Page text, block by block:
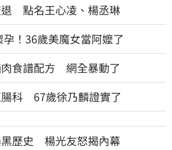
退 點名王心凌、楊丞琳
！36歲美魔女當阿嬤了
食譜配方 網全暴動了
科 67歲徐乃麟證實了
歷史 楊光友怒揭內幕